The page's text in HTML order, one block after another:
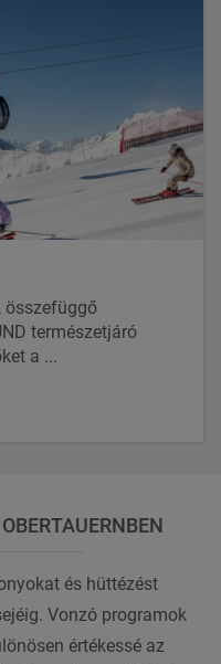
összefüggő
természetjáró
a ...
és hüttézést
Vonzó programok
értékessé az